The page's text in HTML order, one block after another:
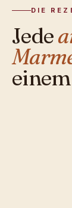
DIE
Jede